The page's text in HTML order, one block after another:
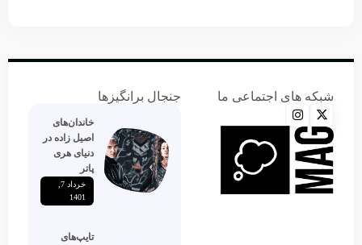
شبکه های اجتماعی ما جنجال برانگیزها
خاندان‌های
اصیل زاده‌ در
دنیای هری
پاتر
1401
تایپ‌های